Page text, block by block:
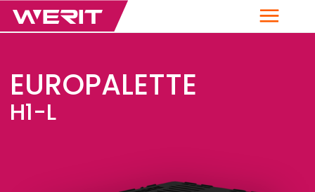
Menü
EUROPALETTE
H1-L